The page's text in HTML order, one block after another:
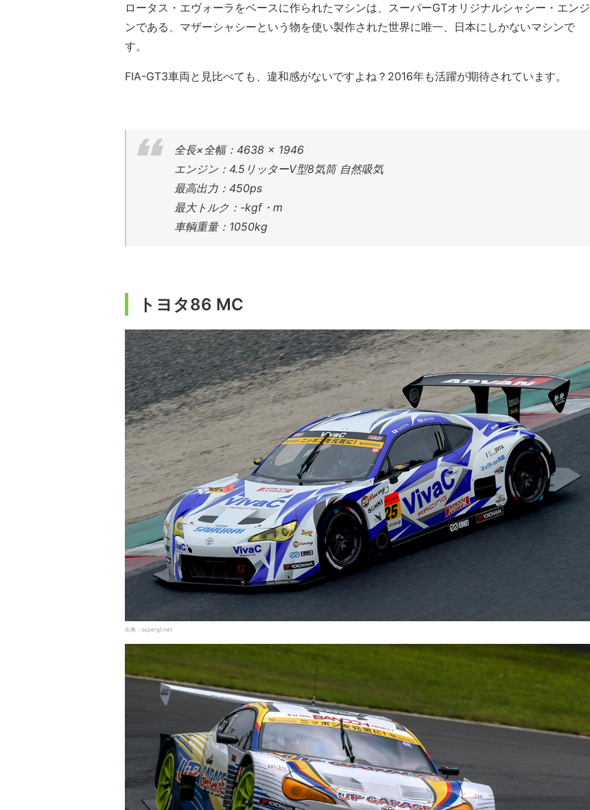
ロータス・エヴォーラをベースに作られたマシンは、スーパーGTオリジナルシャシー・エンジ
ンである、マザーシャシーという物を使い製作された世界に唯一、日本にしかないマシンで
す。
FIA-GT3車両と見比べても、違和感がないですよね？2016年も活躍が期待されています。
全長×全幅：4638 × 1946
エンジン：4.5リッターV型8気筒 自然吸気
最高出力：450ps
最大トルク：-kgf・m
車輌重量：1050kg
トヨタ86 MC
出典：supergt.net